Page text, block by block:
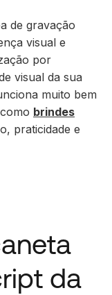
de gravação
visual e
por
visual da sua
muito bem
brindes
praticidade e
da